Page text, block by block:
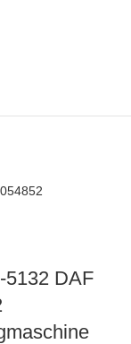
5132 DAF